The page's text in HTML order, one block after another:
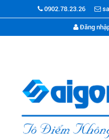
0902.78.23.26
Đăng